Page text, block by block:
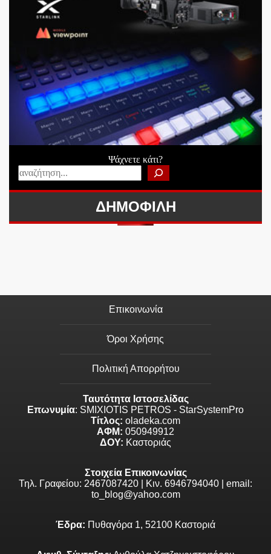
Ψάχνετε κάτι?
ΔΗΜΟΦΙΛΗ
Επικοινωνία
Όροι Χρήσης
Πολιτική Απορρήτου
Ταυτότητα Ιστοσελίδας
Επωνυμία: SMIXIOTIS PETROS - StarSystemPro
Τίτλος: oladeka.com
ΑΦΜ: 050949912
ΔΟΥ: Καστοριάς
Στοιχεία Επικοινωνίας
Τηλ. Γραφείου: 2467087420 | Κιν. 6946794040 | email:
to_blog@yahoo.com
Έδρα: Πυθαγόρα 1, 52100 Καστοριά